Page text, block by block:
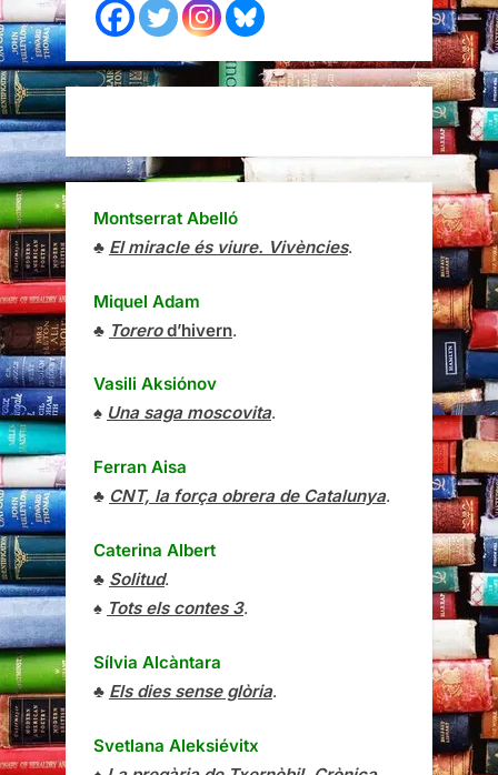
Montserrat Abelló
♣ El miracle és viure. Vivències.
Miquel Adam
♣ Torerod’hivern.
Vasili Aksiónov
♠ Una saga moscovita.
Ferran Aisa
♣ CNT, la força obrera de Catalunya.
Caterina Albert
♣ Solitud.
♠ Tots els contes 3.
Sílvia Alcàntara
♣ Els dies sense glòria.
Svetlana Aleksiévitx